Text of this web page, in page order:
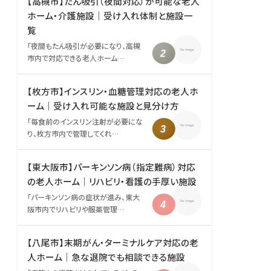
ホーム・介護施設｜受け入れ体制と施設一
覧
「夜間もたん吸引が必要になり、高槻
市内で対応できる老人ホーム…
【枚方市】インスリン・血糖管理対応の老人ホ
ーム｜受け入れ可能な施設と見分け方
「毎食前のインスリン注射が必要にな
り、枚方市内で管理してくれ…
【東大阪市】パーキンソン病（指定難病）対応
の老人ホーム｜リハビリ・看護の手厚い施設
「パーキンソン病の症状が進み、東大
阪市内でリハビリや服薬管理…
【八尾市】末期がん・ターミナルケア対応の老
人ホーム｜急な退院でも相談できる施設